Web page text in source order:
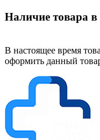
Наличие товара в
В настоящее время
оформить данный